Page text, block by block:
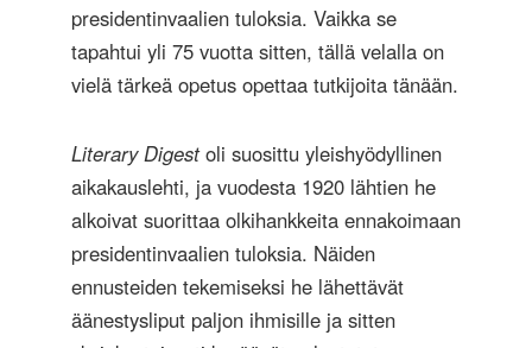
presidentinvaalien tuloksia. Vaikka se
tapahtui yli 75 vuotta sitten, tällä velalla on
vielä tärkeä opetus opettaa tutkijoita tänään.
Literary Digestoli suosittu yleishyödyllinen
aikakauslehti, ja vuodesta 1920 lähtien he
alkoivat suorittaa olkihankkeita ennakoimaan
presidentinvaalien tuloksia. Näiden
ennusteiden tekemiseksi he lähettävät
äänestysliput paljon ihmisille ja sitten